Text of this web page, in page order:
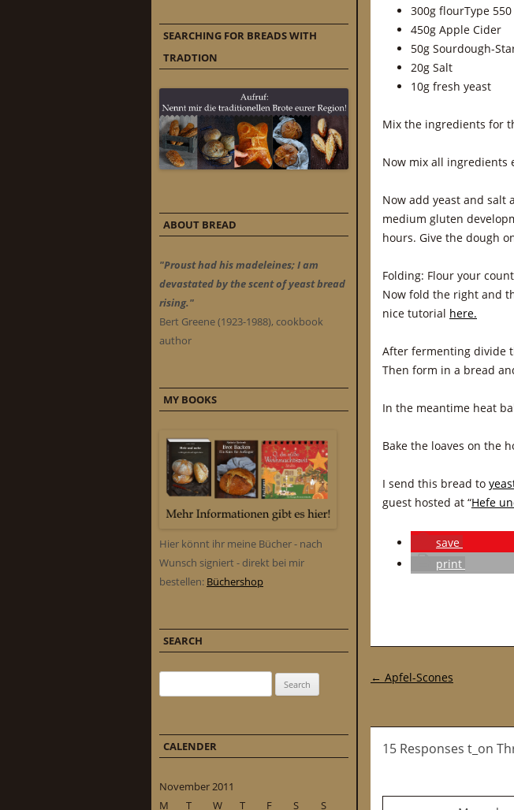
300g flourType 550
450g Apple Cider
50g Sourdough-
20g Salt
10g fresh yeast
Mix the ingredients for
Now mix all ingredients
Now add yeast and salt
medium gluten
hours. Give the dough
Folding: Flour your
Now fold the right and
nice tutorial here.
After fermenting divide
Then form in a bread
In the meantime heat
Bake the loaves on the
I send this bread to
guest hosted at “Hefe
save
print
Post navigation
← Apfel-Scones
15 Responses t_on
SEARCHING FOR BREADS WITH
TRADTION
ABOUT BREAD
"Proust had his madeleines; I am
devastated by the scent of yeast bread
rising."
Bert Greene (1923-1988), cookbook
author
MY BOOKS
Hier könnt ihr meine Bücher - nach
Wunsch signiert - direkt bei mir
bestellen: Büchershop
SEARCH
CALENDER
November 2011
M
T W T F S
S